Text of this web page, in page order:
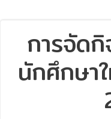
การจัด
นักศึกษา